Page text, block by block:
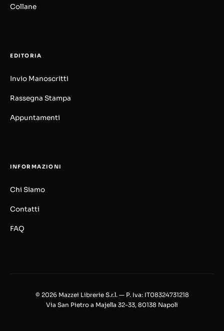
Collane
EDITORIA
Invio Manoscritti
Rassegna Stampa
Appuntamenti
INFORMAZIONI
Chi Siamo
Contatti
FAQ
© 2026 Mazzei Librerie S.r.l. — P. Iva: IT08324731218
Via San Pietro a Majella 32-33, 80138 Napoli